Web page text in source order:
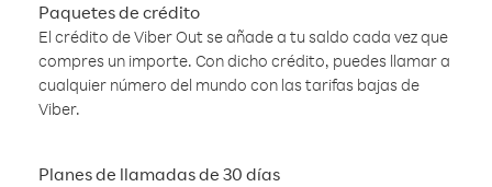
Paquetes de crédito
El crédito de Viber Out se añade a tu saldo cada vez que
compres un importe. Con dicho crédito, puedes llamar a
cualquier número del mundo con las tarifas bajas de
Viber.
Planes de llamadas de 30 días